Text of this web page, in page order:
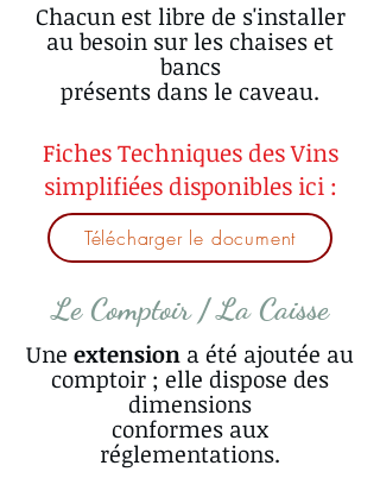
Chacun est libre de s'installer
au besoin sur les chaises et
bancs
présents dans le caveau.
Fiches Techniques des Vins
simplifiées disponibles ici :
Télécharger le document
Le Comptoir / La Caisse
Une extension a été ajoutée au
comptoir ; elle dispose des
dimensions
conformes aux
réglementations.